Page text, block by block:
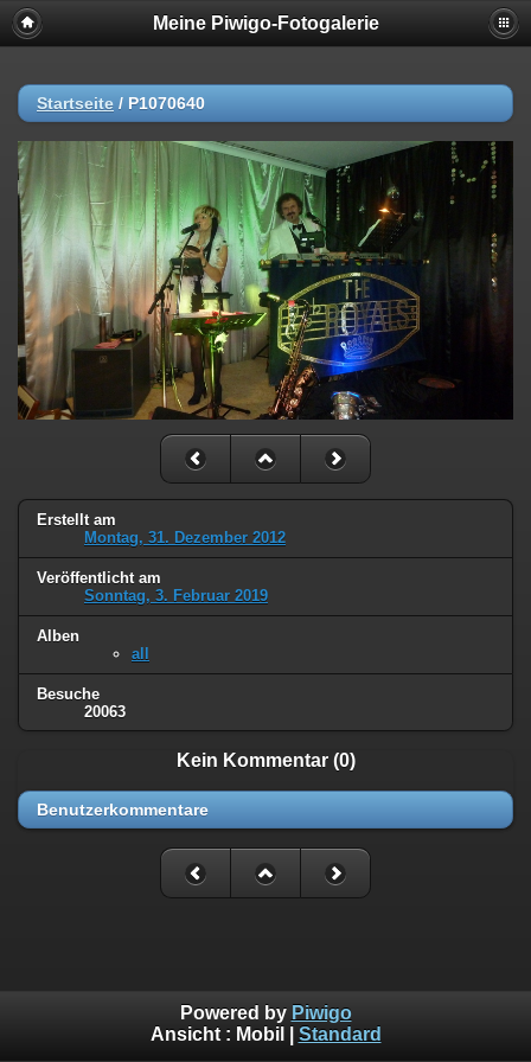
Meine Piwigo-Fotogalerie
Startseite / P1070640
Erstellt am
Montag, 31. Dezember 2012
Veröffentlicht am
Sonntag, 3. Februar 2019
Alben
all
Besuche
20063
Kein Kommentar (0)
Benutzerkommentare
Powered by Piwigo
Ansicht : Mobil Standard